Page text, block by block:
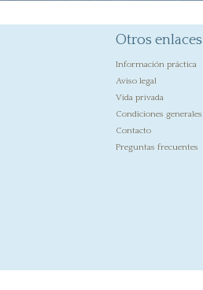
Otros enlaces
Información práctica
Aviso legal
Vida privada
Condiciones generales
Contacto
Preguntas frecuentes